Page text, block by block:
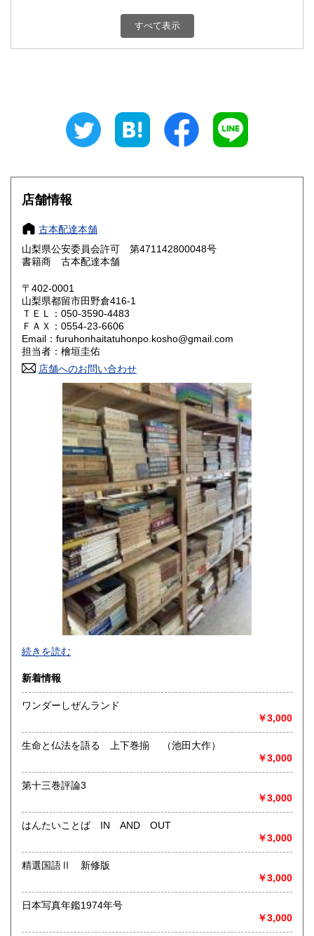
800円 富山県
800円 三重県
大阪府
奈良県
鳥取県 800円 島根県
岡山県
山口県 800円
香川県 800円 愛媛県
高知県 800円
800円 長崎県
800円 大分県
800円 鹿児島県
1,500円
すべて表示
店舗情報
古本配達本舗
山梨県公安委員会許可 第471142800048号
書籍商 古本配達本舗
〒402-0001
山梨県都留市田野倉416-1
ＴＥＬ：050-3590-4483
ＦＡＸ：0554-23-6606
Email：furuhonhaitatuhonpo.kosho@gmail.com
担当者：檜垣圭佑
店舗へのお問い合わせ
-
沿線名：-
最寄駅：-
営業時間：-
定休日：-
書籍の買取について
取り扱い分野
総記、哲学宗教、歴史、社会科学、自然科学、美術工芸、国
語国文、外国文学、古典籍、近代文献、趣味、外国書、サブ
カルチャー、古書一般（その他）
続きを読む
新着情報
ワンダーしぜんランド
￥3,000
生命と仏法を語る 上下巻揃 （池田大作）
￥3,000
第十三巻評論3
￥3,000
はんたいことば IN AND OUT
￥3,000
精選国語Ⅱ 新修版
￥3,000
日本写真年鑑1974年号
￥3,000